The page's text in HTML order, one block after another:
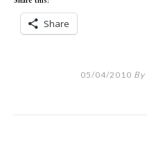
Share
05/04/2010 By